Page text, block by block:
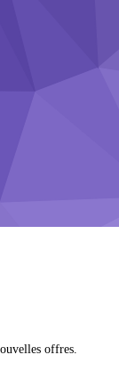
offres.